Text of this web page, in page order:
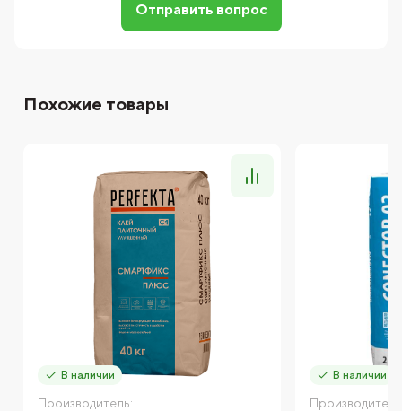
Отправить вопрос
Похожие товары
В наличии
Производитель:
В наличии